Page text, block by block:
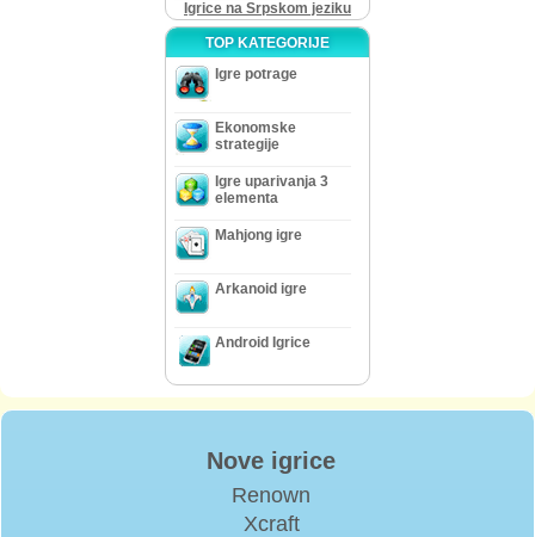
Igrice na Srpskom jeziku
TOP KATEGORIJE
Igre potrage
Ekonomske
strategije
Igre uparivanja 3
elementa
Mahjong igre
Arkanoid igre
Android Igrice
Nove igrice
Renown
Xcraft